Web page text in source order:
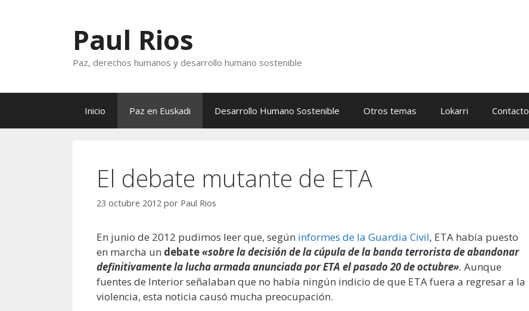
Paul Rios
Paz, derechos humanos y desarrollo humano sostenible
Inicio Paz en Euskadi Desarrollo Humano Sostenible Otros temas Lokarri Contacto
El debate mutante de ETA
23 octubre 2012 por Paul Rios
En junio de 2012 pudimos leer que, según informes de la Guardia Civil, ETA había puesto
en marcha un debate«sobre la decisión de la cúpula de la banda terrorista de abandonar
definitivamente la lucha armada anunciada por ETA el pasado 20 de octubre». Aunque
fuentes de Interior señalaban que no había ningún indicio de que ETA fuera a regresar a la
violencia, esta noticia causó mucha preocupación.